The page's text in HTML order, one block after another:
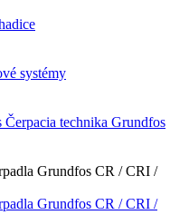
systémy
Čerpacia technika Grundfos